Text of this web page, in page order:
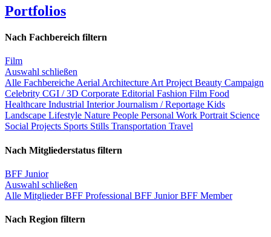
Portfolios
Nach Fachbereich filtern
Film
Auswahl schließen
Alle Fachbereiche Aerial Architecture Art Project Beauty Campaign
Celebrity CGI / 3D Corporate Editorial Fashion Film Food
Healthcare Industrial InteriorJournalism / Reportage Kids
Landscape Lifestyle Nature People Personal Work Portrait Science
Social Projects Sports Stills Transportation Travel
Nach Mitgliederstatus filtern
BFF Junior
Auswahl schließen
Alle MitgliederBFF Professional BFF JuniorBFF Member
Nach Region filtern